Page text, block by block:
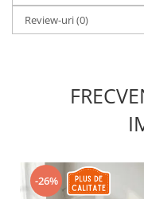
Review-uri(0)
-26%